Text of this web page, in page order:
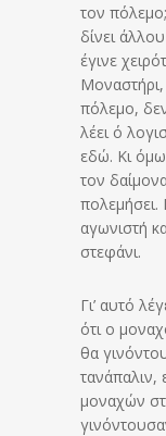
τον
δίνει
έγινε
πόλεμο,
λέει ό
εδώ. Κι
τον
πολεμήσει.
αγωνιστή
στεφάνι.
Γι’ αυτό
ότι ο
θα
τανάπαλιν,
μοναχών